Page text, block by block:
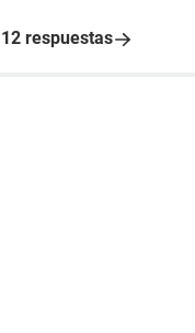
12 respuestas